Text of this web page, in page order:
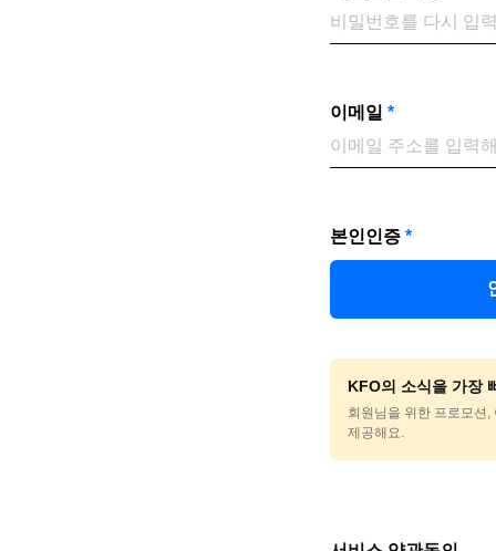
이메일 *
본인인증 *
KFO의 소식을 가장
회원님을 위한 프로모션
제공해요.